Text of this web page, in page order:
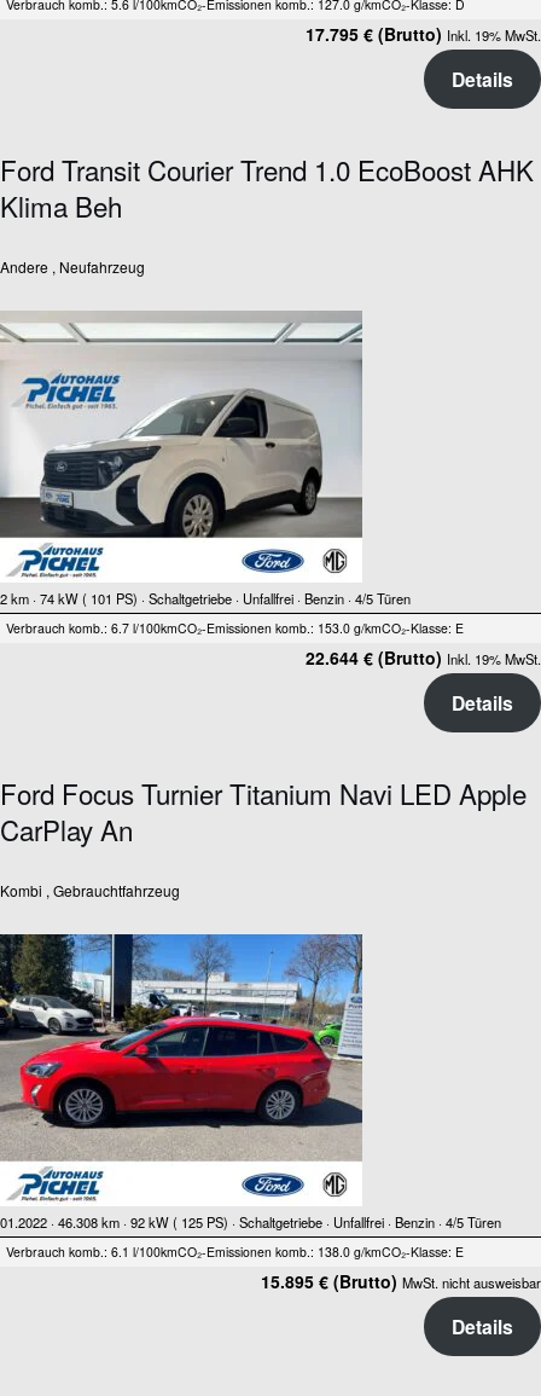
Verbrauch komb.: 5.6 l/100kmCO₂-Emissionen komb.: 127.0 g/kmCO₂-Klasse: D
17.795 € (Brutto) Inkl. 19% MwSt.
Details
Ford Transit Courier Trend 1.0 EcoBoost AHK
Klima Beh
Andere , Neufahrzeug
2 km · 74 kW ( 101 PS) · Schaltgetriebe · Unfallfrei · Benzin · 4/5 Türen
Verbrauch komb.: 6.7 l/100kmCO₂-Emissionen komb.: 153.0 g/kmCO₂-Klasse: E
22.644 € (Brutto) Inkl. 19% MwSt.
Details
Ford Focus Turnier Titanium Navi LED Apple
CarPlay An
Kombi , Gebrauchtfahrzeug
01.2022 · 46.308 km · 92 kW ( 125 PS) · Schaltgetriebe · Unfallfrei · Benzin · 4/5 Türen
Verbrauch komb.: 6.1 l/100kmCO₂-Emissionen komb.: 138.0 g/kmCO₂-Klasse: E
15.895 € (Brutto) MwSt. nicht ausweisbar
Details